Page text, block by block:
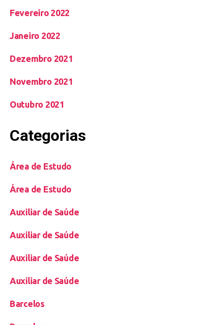
Fevereiro 2022
Janeiro 2022
Dezembro 2021
Novembro 2021
Outubro 2021
Categorias
Área de Estudo
Área de Estudo
Auxiliar de Saúde
Auxiliar de Saúde
Auxiliar de Saúde
Auxiliar de Saúde
Barcelos